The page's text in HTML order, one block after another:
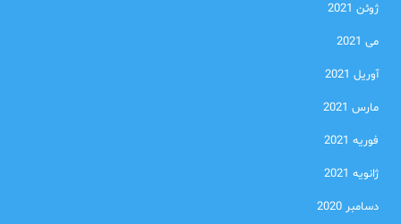
ژوئن 2021
می 2021
آوریل 2021
مارس 2021
فوریه 2021
ژانویه 2021
دسامبر 2020